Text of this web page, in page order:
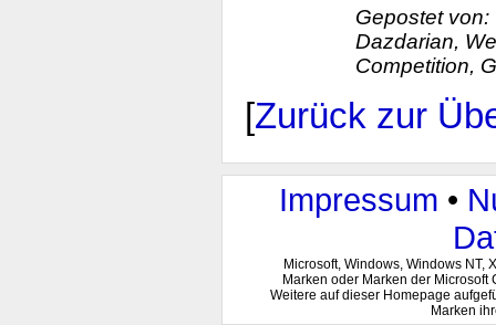
Gepostet von:
Dazdarian,
Competition,
[Zurück zur
Impressum •
Microsoft, Windows, Windows NT,
Marken oder Marken der
Weitere auf dieser Homepage
Marken